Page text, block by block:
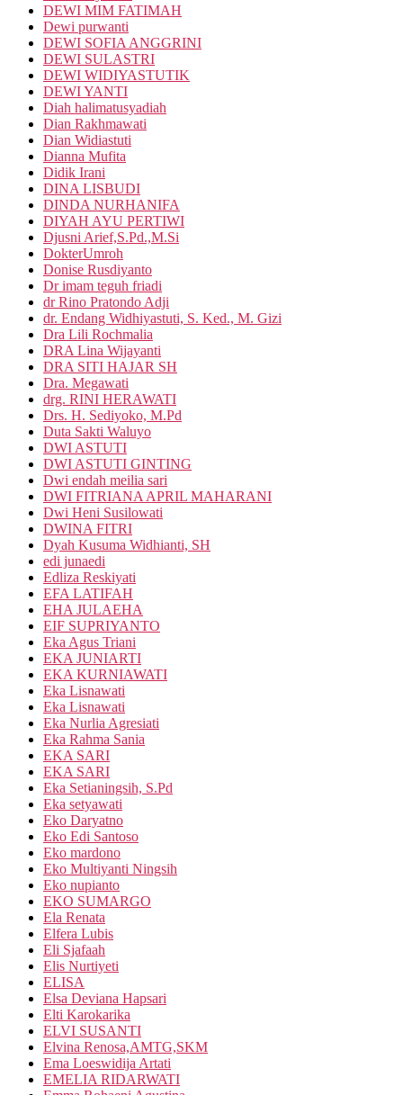
DEWI MIM FATIMAH
Dewi purwanti
DEWI SOFIA ANGGRINI
DEWI SULASTRI
DEWI WIDIYASTUTIK
DEWI YANTI
Diah halimatusyadiah
Dian Rakhmawati
Dian Widiastuti
Dianna Mufita
Didik Irani
DINA LISBUDI
DINDA NURHANIFA
DIYAH AYU PERTIWI
Djusni Arief,S.Pd.,M.Si
DokterUmroh
Donise Rusdiyanto
Dr imam teguh friadi
dr Rino Pratondo Adji
dr. Endang Widhiyastuti, S. Ked., M. Gizi
Dra Lili Rochmalia
DRA Lina Wijayanti
DRA SITI HAJAR SH
Dra. Megawati
drg. RINI HERAWATI
Drs. H. Sediyoko, M.Pd
Duta Sakti Waluyo
DWI ASTUTI
DWI ASTUTI GINTING
Dwi endah meilia sari
DWI FITRIANA APRIL MAHARANI
Dwi Heni Susilowati
DWINA FITRI
Dyah Kusuma Widhianti, SH
edi junaedi
Edliza Reskiyati
EFA LATIFAH
EHA JULAEHA
EIF SUPRIYANTO
Eka Agus Triani
EKA JUNIARTI
EKA KURNIAWATI
Eka Lisnawati
Eka Lisnawati
Eka Nurlia Agresiati
Eka Rahma Sania
EKA SARI
EKA SARI
Eka Setianingsih, S.Pd
Eka setyawati
Eko Daryatno
Eko Edi Santoso
Eko mardono
Eko Multiyanti Ningsih
Eko nupianto
EKO SUMARGO
Ela Renata
Elfera Lubis
Eli Sjafaah
Elis Nurtiyeti
ELISA
Elsa Deviana Hapsari
Elti Karokarika
ELVI SUSANTI
Elvina Renosa,AMTG,SKM
Ema Loeswidija Artati
EMELIA RIDARWATI